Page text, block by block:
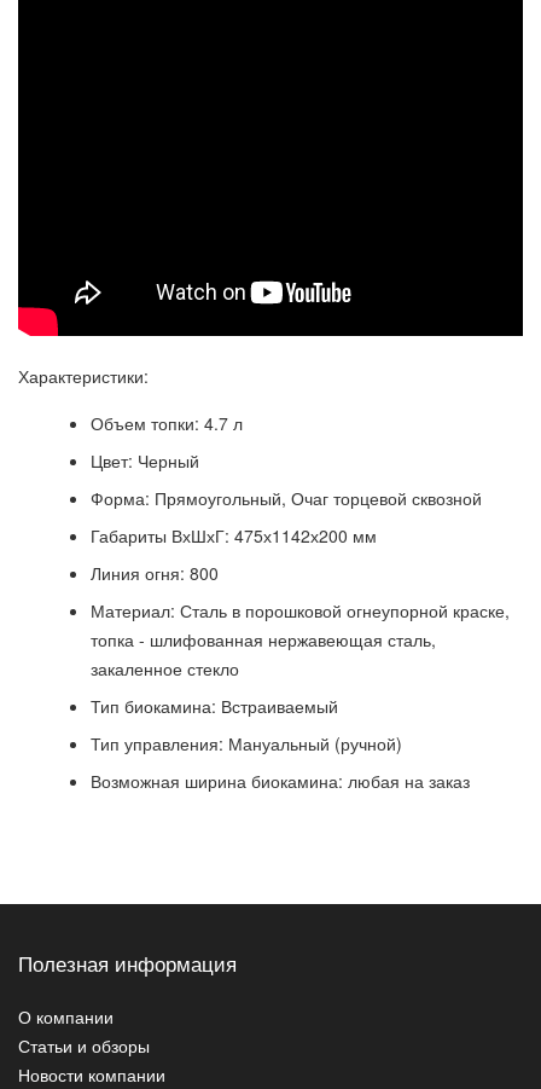
Характеристики:
Объем топки: 4.7 л
Цвет: Черный
Форма: Прямоугольный, Очаг торцевой сквозной
Габариты ВхШхГ: 475х1142х200 мм
Линия огня: 800
Материал: Сталь в порошковой огнеупорной краске,
топка - шлифованная нержавеющая сталь,
закаленное стекло
Тип биокамина: Встраиваемый
Тип управления: Мануальный (ручной)
Возможная ширина биокамина: любая на заказ
Полезная информация
О компании
Статьи и обзоры
Новости компании